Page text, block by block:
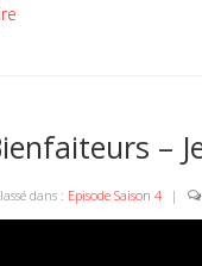
–
dans : Episode Saison 4 |